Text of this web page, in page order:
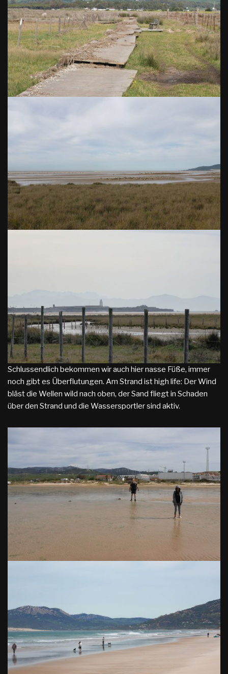
Schlussendlich bekommen wir auch hier nasse Füße, immer
noch gibt es Überflutungen. Am Strand ist high life: Der Wind
bläst die Wellen wild nach oben, der Sand fliegt in Schaden
über den Strand und die Wassersportler sind aktiv.